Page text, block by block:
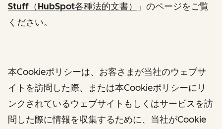
Stuff（HubSpot各種法的文書）
」のページをご覧
ください。
本Cookieポリシーは、お客さまが当社のウェブサ
イトを訪問した際、または本Cookieポリシーにリ
ンクされているウェブサイトもしくはサービスを訪
問した際に情報を収集するために、当社がCookie